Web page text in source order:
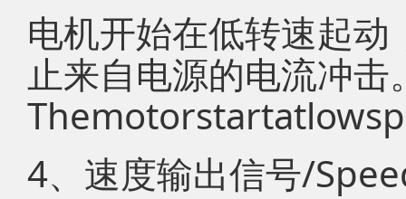
电机开始在低转速起
止来自电源的电流冲击
4、速度输出信号/